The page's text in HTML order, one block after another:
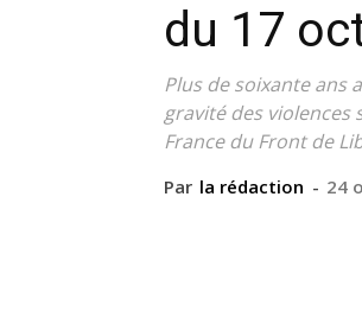
du 17
Plus de soixante ans
gravité des violences
France du Front de
Par la rédaction - 24